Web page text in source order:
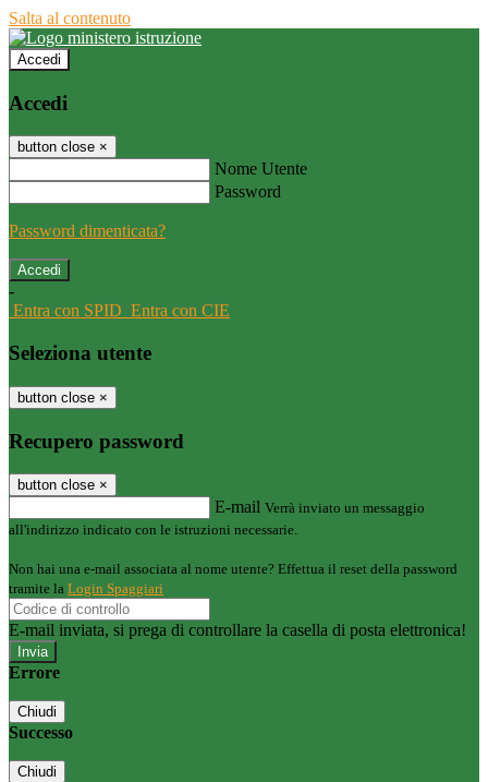
Salta al contenuto
Accedi
Accedi
button close ×
Nome Utente
Password
Password dimenticata?
-
Entra con SPID Entra con CIE
Seleziona utente
button close ×
Recupero password
button close ×
E-mail Verrà inviato un messaggio
all'indirizzo indicato con le istruzioni necessarie.
Non hai una e-mail associata al nome utente? Effettua il reset della password
tramite la Login Spaggiari
E-mail inviata, si prega di controllare la casella di posta elettronica!
Errore
Chiudi
Successo
Chiudi